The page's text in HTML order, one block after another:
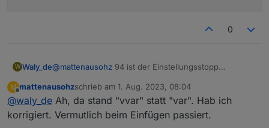
0
W Waly_de@mattenausohz 94 ist der Einstellungsstopp
M
Offline
mattenausohzschrieb am 1. Aug. 2023, 08:04
zuletzt editiert von
@waly_de Ah, da stand "vvar" statt "var". Hab ich
korrigiert. Vermutlich beim Einfügen passiert.